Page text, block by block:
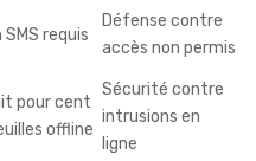
requis
Défense contre
accès non permis
pour cent
offline
Sécurité contre
intrusions en
ligne